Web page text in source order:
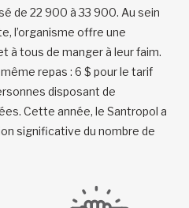
de 22 900 à 33 900. Au sein
l’organisme offre une
à tous de manger à leur faim.
repas : 6 $ pour le tarif
disposant de
Cette année, le Santropol a
significative du nombre de